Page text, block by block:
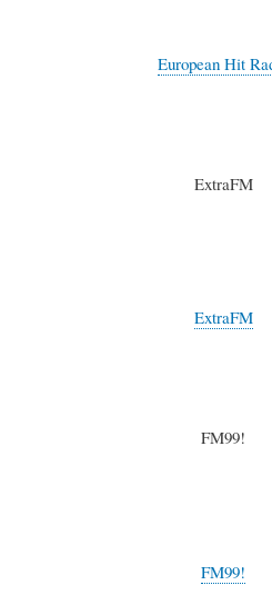
European Hit
ExtraFM
ExtraFM
FM99!
FM99!